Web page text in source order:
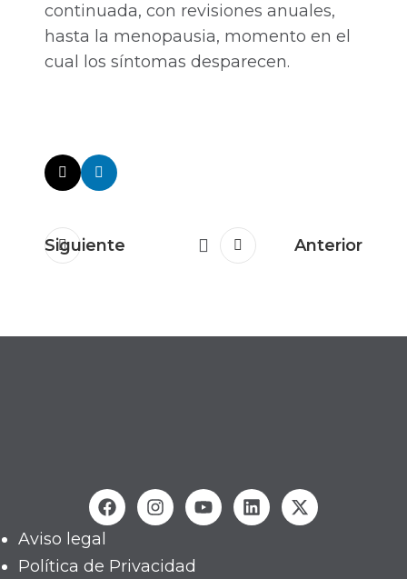
continuada, con revisiones anuales,
hasta la menopausia, momento en el
cual los síntomas desparecen.
Siguiente Anterior
Aviso legal
Política de Privacidad